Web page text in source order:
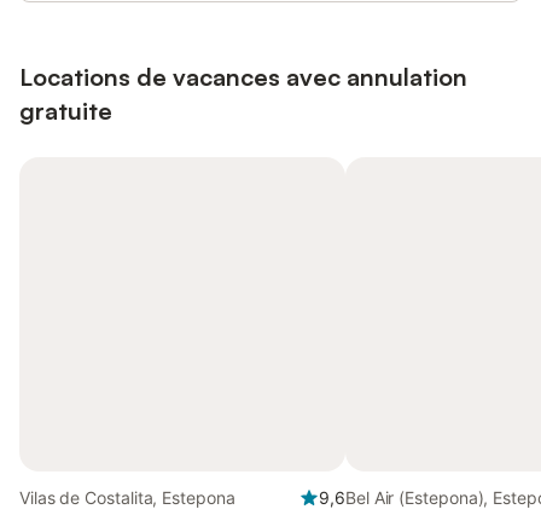
Locations de vacances avec annulation
gratuite
Vilas de Costalita, Estepona
9,6Bel Air (Estepona),